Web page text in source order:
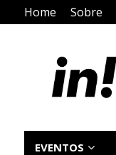
Home Sobre
EVENTOS